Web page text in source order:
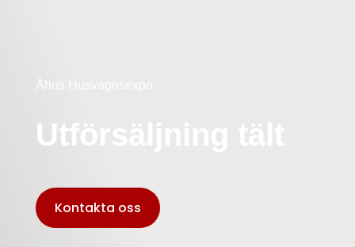
Åhus Husvagnsexpo
Utförsäljning tält
Kontakta oss